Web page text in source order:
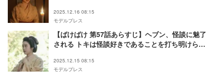
2025.12.16 08:15
モデルプレス
【ばけばけ 第57話あらすじ】ヘブン、怪談に魅了
される トキは怪談好きであることを打ち明けられ
2025.12.15 08:15
モデルプレス